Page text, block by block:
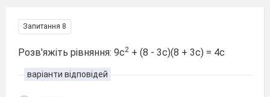
Запитання 8
Розв'яжіть рівняння: 9с2 + (8 - 3с)(8 + 3с) = 4с
варіанти відповідей